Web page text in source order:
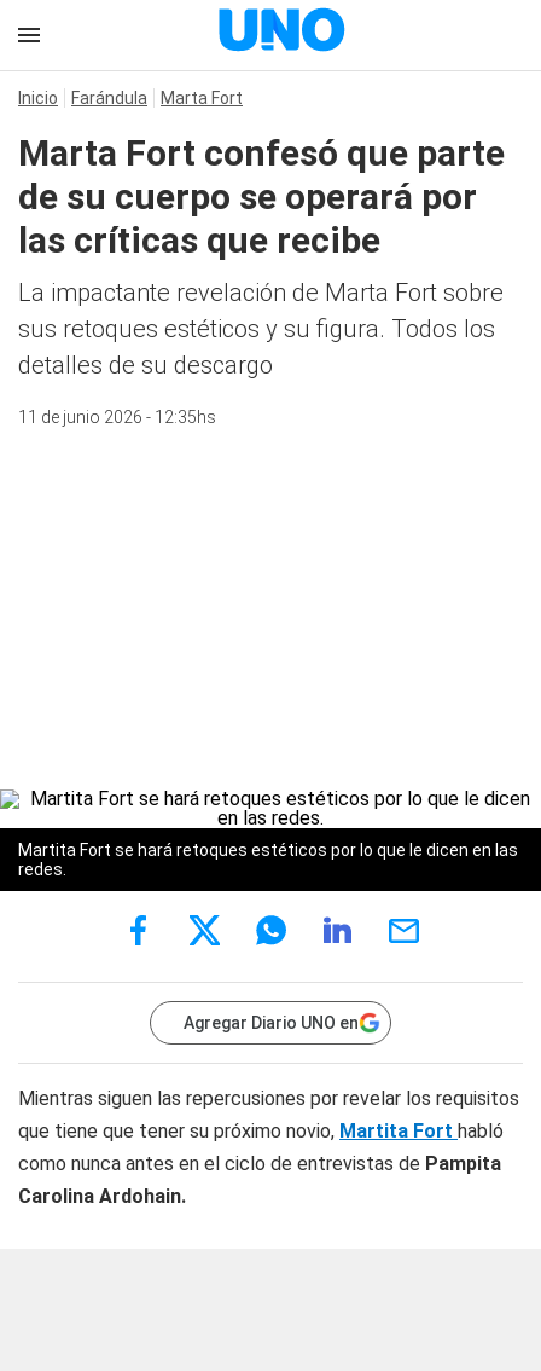
Inicio Farándula Marta Fort
Marta Fort confesó que parte
de su cuerpo se operará por
las críticas que recibe
La impactante revelación de Marta Fort sobre
sus retoques estéticos y su figura. Todos los
detalles de su descargo
11 de junio 2026 - 12:35hs
Martita Fort se hará retoques estéticos por lo que le dicen en las
redes.
Agregar Diario UNO en
Mientras siguen las repercusiones por revelar los requisitos
que tiene que tener su próximo novio, Martita Fort habló
como nunca antes en el ciclo de entrevistas de Pampita
Carolina Ardohain.